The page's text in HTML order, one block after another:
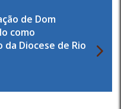
de Dom
como
Diocese de Rio